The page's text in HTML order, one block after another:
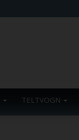
TELTVOGN